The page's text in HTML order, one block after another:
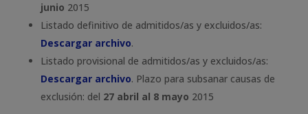
junio 2015
Listado definitivo de admitidos/as y excluidos/as:
Descargar archivo.
Listado provisional de admitidos/as y excluidos/as:
Descargar archivo. Plazo para subsanar causas de
exclusión: del 27 abril al 8 mayo 2015